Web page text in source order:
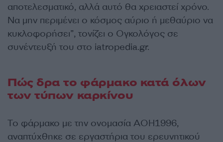
αποτελεσματικό, αλλά αυτό θα χρειαστεί χρόνο.
Να μην περιμένει ο κόσμος αύριο ή μεθαύριο να
κυκλοφορήσει”, τονίζει ο Oγκολόγος σε
συνέντευξή του στο iatropedia.gr.
Πώς δρα το φάρμακο κατά όλων
των τύπων καρκίνου
Το φάρμακο με την ονομασία AOH1996,
αναπτύχθηκε σε εργαστήρια του ερευνητικού